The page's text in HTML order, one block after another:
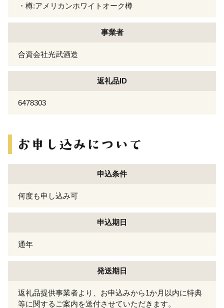
・樽:アメリカンホワイトオーク樽
事業者
合資会社光武酒造
返礼品ID
6478303
申込条件
何度も申し込み可
申込期日
通年
発送期日
返礼品提供事業者より、お申込みから1か月以内に特典
等に関するご案内を送付させていただきます。